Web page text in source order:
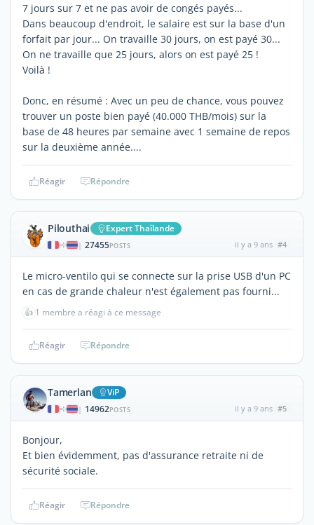
7 jours sur 7 et ne pas avoir de congés payés...
Dans beaucoup d'endroit, le salaire est sur la base d'un
forfait par jour... On travaille 30 jours, on est payé 30...
On ne travaille que 25 jours, alors on est payé 25 !
Voilà !
Donc, en résumé : Avec un peu de chance, vous pouvez
trouver un poste bien payé (40.000 THB/mois) sur la
base de 48 heures par semaine avec 1 semaine de repos
sur la deuxième année....
Réagir Répondre
Pilouthai Expert Thaïlande
| 27455POSTS il y a 9 ans #4
Le micro-ventilo qui se connecte sur la prise USB d'un PC
en cas de grande chaleur n'est également pas fourni...
👍 1 membre a réagi à ce message
Réagir Répondre
Tamerlan ViP
| 14962POSTS il y a 9 ans #5
Bonjour,
Et bien évidemment, pas d'assurance retraite ni de
sécurité sociale.
Réagir Répondre